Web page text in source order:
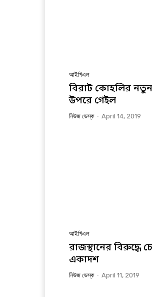
আইপিএল
বিরাট কোহলির
উপরে গেইল
নিউজ ডেস্ক - April 14, 2019
আইপিএল
রাজস্থানের বিরুদ্ধে
একাদশ
নিউজ ডেস্ক - April 11, 2019